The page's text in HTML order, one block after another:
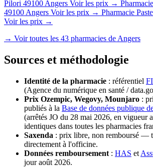
Pilori 49100 Angers Voir les prix →
49100 Angers Voir les prix → Pharmacie
Voir les prix →
→ Voir toutes les 43 pharmacies de Angers
Sources et méthodologie
Identité de la pharmacie : référentiel
(Agence du numérique en santé /
Prix Ozempic, Wegovy, Mounjaro :
publiés à la Base de données publique
(arrêtés JO du 28 mai 2026, en
identiques dans toutes les pharmacies
Saxenda : prix libre, non remboursé —
directement à l'officine.
Données remboursement : HAS et
jour août 2026.